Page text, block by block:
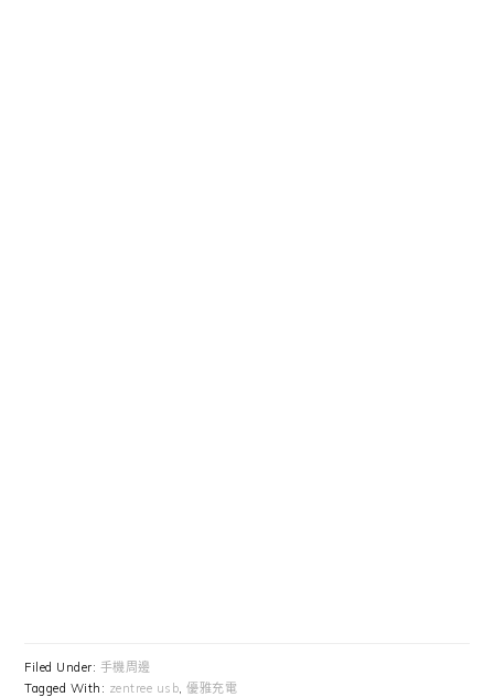
Filed Under: 手機周邊
Tagged With: zentree usb ,優雅充電